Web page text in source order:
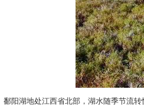
鄱阳湖地处江西省北部，湖水随季节流